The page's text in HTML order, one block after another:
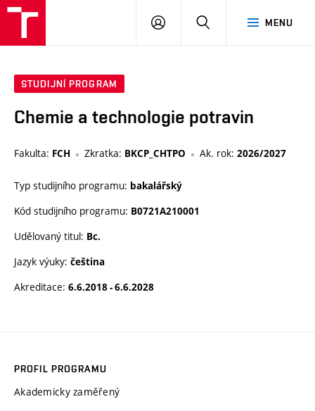
MENU
PŘIHLÁSIT
STUDIJNÍ PROGRAM
Chemie a technologie potravin
Fakulta: FCH Zkratka: BKCP_CHTPO Ak. rok: 2026/2027
Typ studijního programu: bakalářský
Kód studijního programu: B0721A210001
Udělovaný titul: Bc.
Jazyk výuky: čeština
Akreditace: 6.6.2018 - 6.6.2028
PROFIL PROGRAMU
Akademicky zaměřený